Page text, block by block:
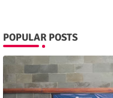
POPULAR POSTS